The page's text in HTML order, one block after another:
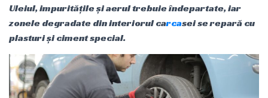
Uleiul, impuritățile și aerul trebuie îndepartate, iar
zonele degradate din interiorul carcasei se repară cu
plasturi și ciment special.